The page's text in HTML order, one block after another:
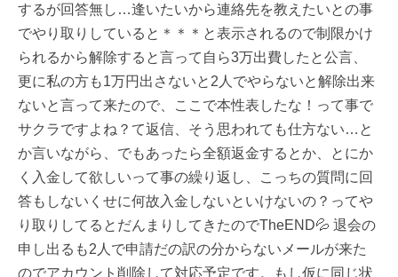
するが回答無し…逢いたいから連絡先を教えたいとの事
でやり取りしていると＊＊＊と表示されるので制限かけ
られるから解除すると言って自ら3万出費したと公言、
更に私の方も1万円出さないと2人でやらないと解除出来
ないと言って来たので、ここで本性表したな！って事で
サクラですよね？て返信、そう思われても仕方ない…と
か言いながら、でもあったら全額返金するとか、とにか
く入金して欲しいって事の繰り返し、こっちの質問に回
答もしないくせに何故入金しないといけないの？ってや
り取りしてるとだんまりしてきたのでTheEND💦 退会の
申し出るも2人で申請だの訳の分からないメールが来た
のでアカウント削除して対応予定です。もし仮に同じ状